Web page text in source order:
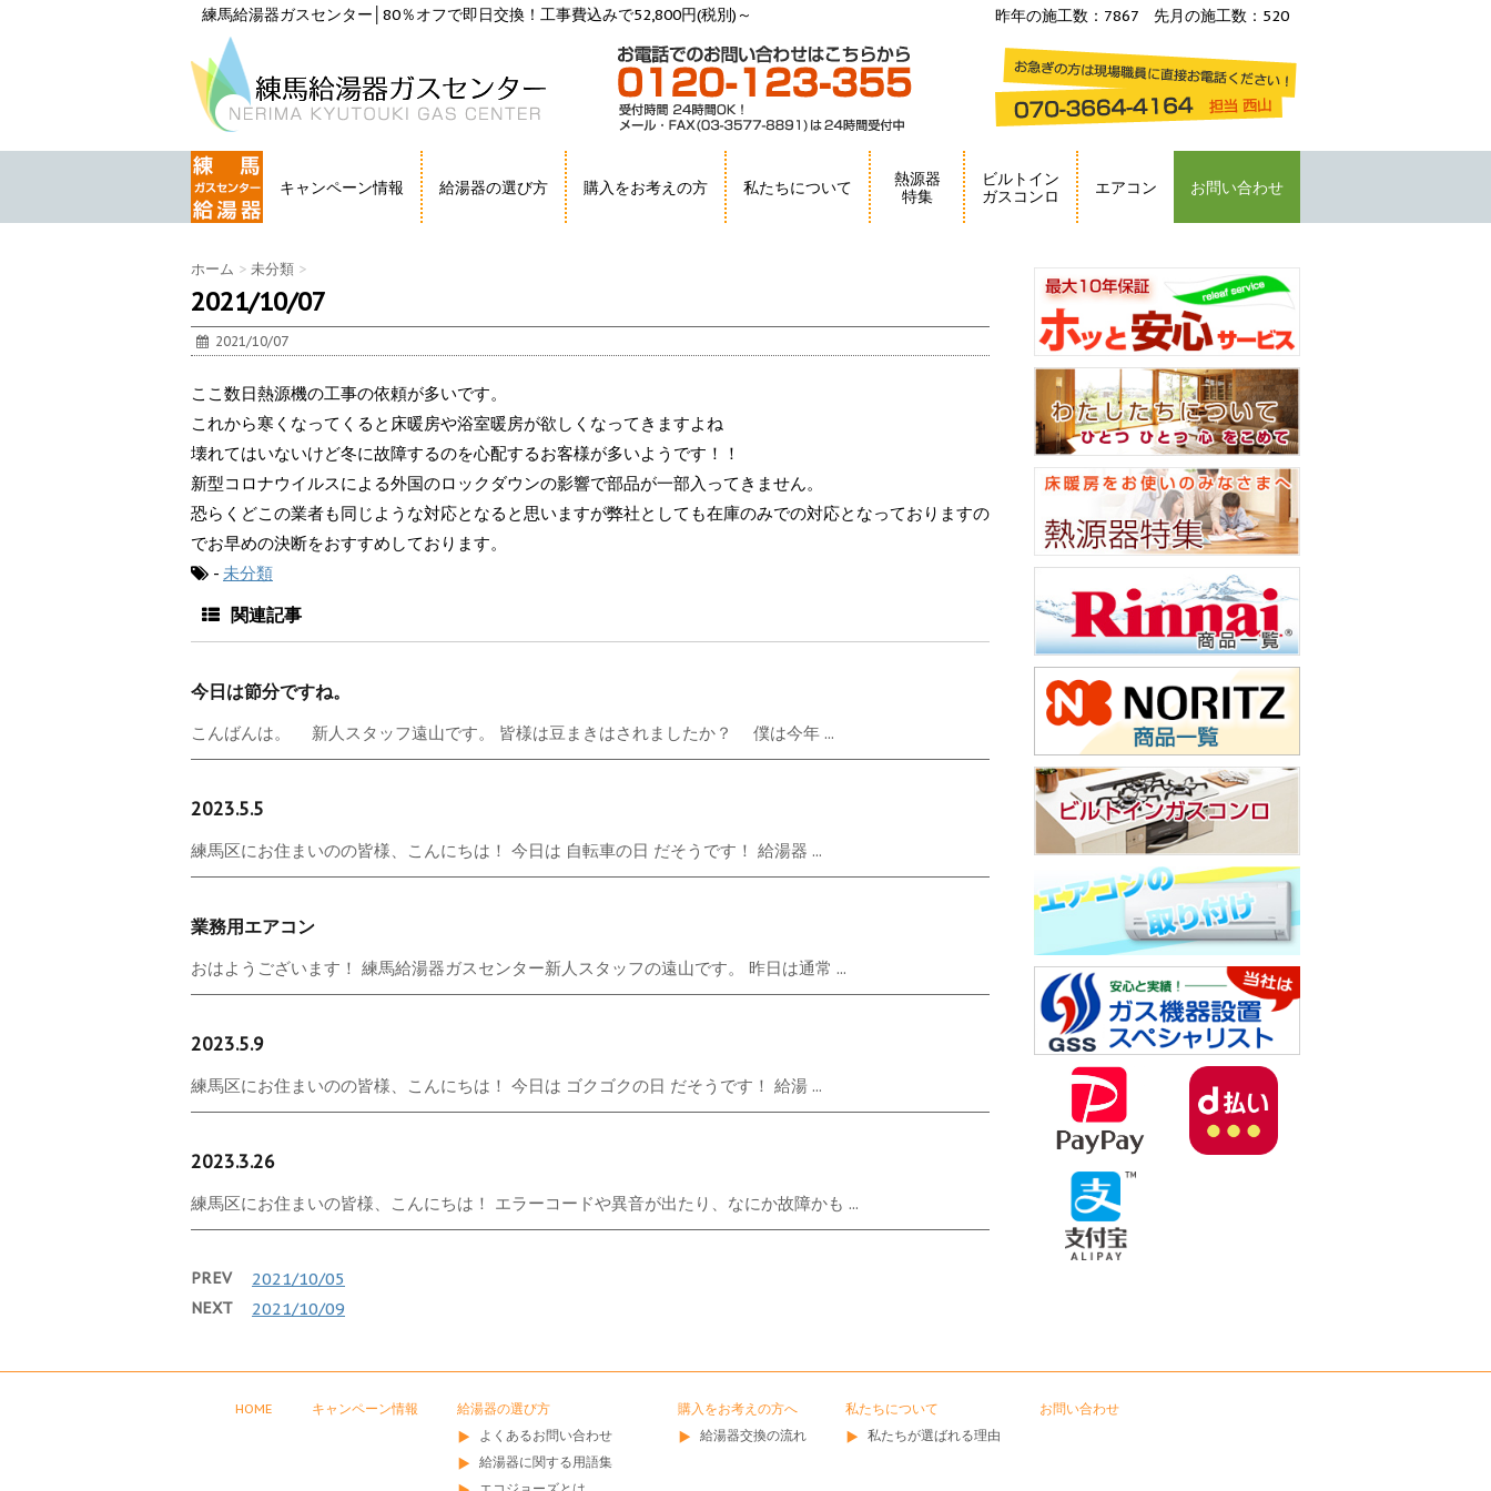
練馬給湯器ガスセンター│80％オフで即日交換！工事費込みで52,800円(税別)～ 昨年の施工数：7867 先月の施工数：520
キャンペーン情報 給湯器の選び方 購入をお考えの方 私たちについて
熱源器
特集
ビルトイン
ガスコンロ
エアコン お問い合わせ
ホーム > 未分類 >
2021/10/07
2021/10/07
ここ数日熱源機の工事の依頼が多いです。
これから寒くなってくると床暖房や浴室暖房が欲しくなってきますよね
壊れてはいないけど冬に故障するのを心配するお客様が多いようです！！
新型コロナウイルスによる外国のロックダウンの影響で部品が一部入ってきません。
恐らくどこの業者も同じような対応となると思いますが弊社としても在庫のみでの対応となっておりますの
でお早めの決断をおすすめしております。
- 未分類
関連記事
今日は節分ですね。
こんばんは。 新人スタッフ遠山です。 皆様は豆まきはされましたか？ 僕は今年 ...
2023.5.5
練馬区にお住まいのの皆様、こんにちは！ 今日は 自転車の日 だそうです！ 給湯器 ...
業務用エアコン
おはようございます！ 練馬給湯器ガスセンター新人スタッフの遠山です。 昨日は通常 ...
2023.5.9
練馬区にお住まいのの皆様、こんにちは！ 今日は ゴクゴクの日 だそうです！ 給湯 ...
2023.3.26
練馬区にお住まいの皆様、こんにちは！ エラーコードや異音が出たり、なにか故障かも ...
PREV 2021/10/05
NEXT 2021/10/09
HOME キャンペーン情報
給湯器の選び方
よくあるお問い合わせ
給湯器に関する用語集
購入をお考えの方へ
給湯器交換の流れ
私たちについて
私たちが選ばれる理由
お問い合わせ